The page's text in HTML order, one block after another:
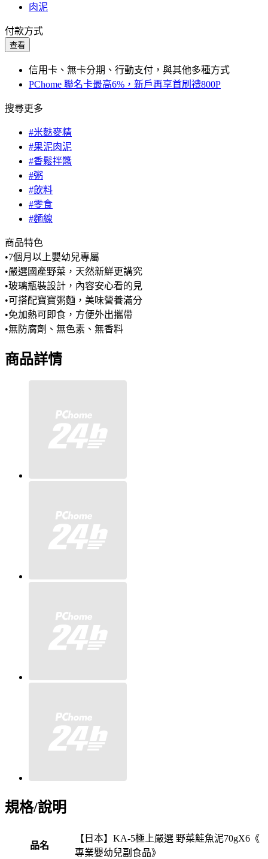
肉泥
付款方式
查看
信用卡、無卡分期、行動支付，與其他多種方式
PChome 聯名卡最高6%，新戶再享首刷禮800P
搜尋更多
#米麩麥精
#果泥肉泥
#香鬆拌醬
#粥
#飲料
#零食
#麵線
商品特色
•7個月以上嬰幼兒專屬
•嚴選國產野菜，天然新鮮更講究
•玻璃瓶裝設計，內容安心看的見
•可搭配寶寶粥麵，美味營養滿分
•免加熱可即食，方便外出攜帶
•無防腐劑、無色素、無香料
商品詳情
規格/說明
品名
【日本】KA-5極上嚴選 野菜鮭魚泥70gX6《
專業嬰幼兒副食品》